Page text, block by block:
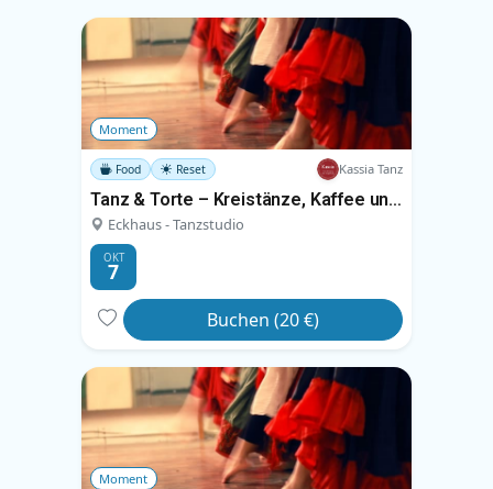
Moment
Food Reset Kassia Tanz
Tanz & Torte – Kreistänze, Kaffee und Kuchen
Eckhaus - Tanzstudio
OKT
7
Buchen (20 €)
Moment